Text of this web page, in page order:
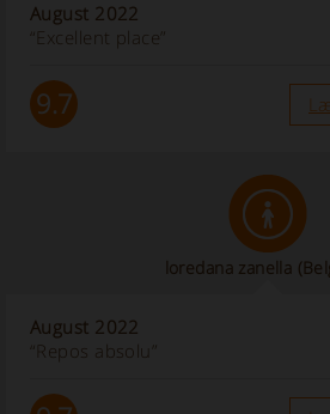
August 2022
“Excellent place”
9.7
loredana zanella
August 2022
“Repos absolu”